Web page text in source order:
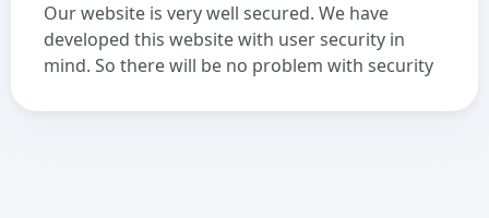
Our website is very well secured. We have
developed this website with user security in
mind. So there will be no problem with security